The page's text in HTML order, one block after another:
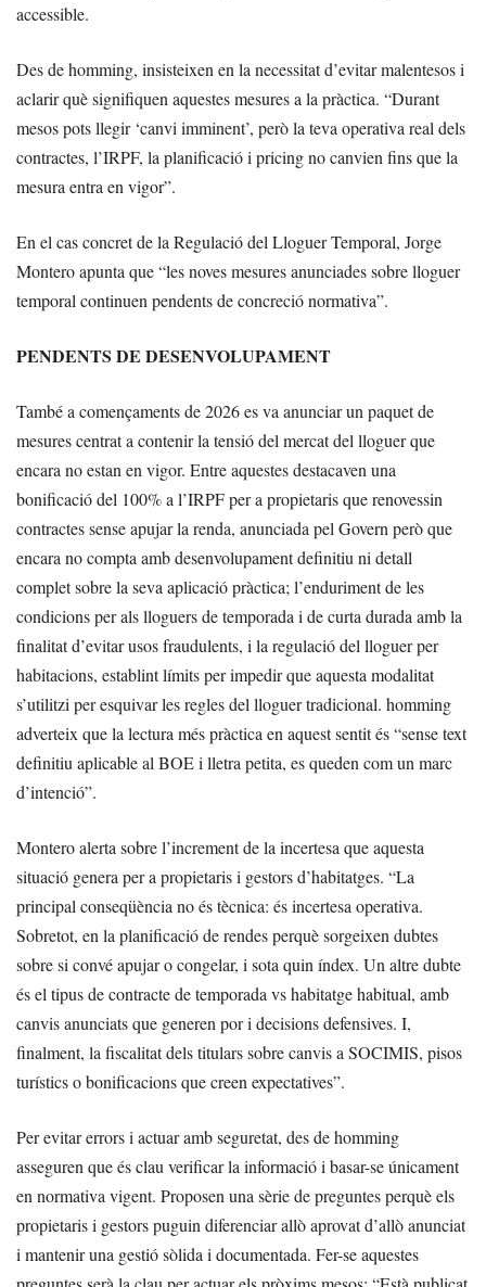
accessible.
Des de homming, insisteixen en la necessitat d’evitar malentesos i
aclarir què signifiquen aquestes mesures a la pràctica. “Durant
mesos pots llegir ‘canvi imminent’, però la teva operativa real dels
contractes, l’IRPF, la planificació i pricing no canvien fins que la
mesura entra en vigor”.
En el cas concret de la Regulació del Lloguer Temporal, Jorge
Montero apunta que “les noves mesures anunciades sobre lloguer
temporal continuen pendents de concreció normativa”.
PENDENTS DE DESENVOLUPAMENT
També a començaments de 2026 es va anunciar un paquet de
mesures centrat a contenir la tensió del mercat del lloguer que
encara no estan en vigor. Entre aquestes destacaven una
bonificació del 100% a l’IRPF per a propietaris que renovessin
contractes sense apujar la renda, anunciada pel Govern però que
encara no compta amb desenvolupament definitiu ni detall
complet sobre la seva aplicació pràctica; l’enduriment de les
condicions per als lloguers de temporada i de curta durada amb la
finalitat d’evitar usos fraudulents, i la regulació del lloguer per
habitacions, establint límits per impedir que aquesta modalitat
s’utilitzi per esquivar les regles del lloguer tradicional. homming
adverteix que la lectura més pràctica en aquest sentit és “sense text
definitiu aplicable al BOE i lletra petita, es queden com un marc
d’intenció”.
Montero alerta sobre l’increment de la incertesa que aquesta
situació genera per a propietaris i gestors d’habitatges. “La
principal conseqüència no és tècnica: és incertesa operativa.
Sobretot, en la planificació de rendes perquè sorgeixen dubtes
sobre si convé apujar o congelar, i sota quin índex. Un altre dubte
és el tipus de contracte de temporada vs habitatge habitual, amb
canvis anunciats que generen por i decisions defensives. I,
finalment, la fiscalitat dels titulars sobre canvis a SOCIMIS, pisos
turístics o bonificacions que creen expectatives”.
Per evitar errors i actuar amb seguretat, des de homming
asseguren que és clau verificar la informació i basar-se únicament
en normativa vigent. Proposen una sèrie de preguntes perquè els
propietaris i gestors puguin diferenciar allò aprovat d’allò anunciat
i mantenir una gestió sòlida i documentada. Fer-se aquestes